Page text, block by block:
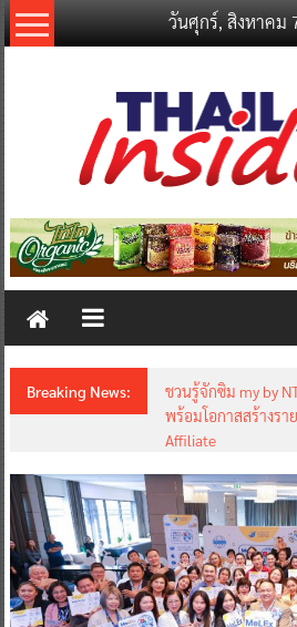
Skip
to
วันศุกร์, สิงหาคม
Thailand
New
Breaking News:
ชวนรู้จักซิม my by
พร้อมโอกาสสร้างรา
Affiliate